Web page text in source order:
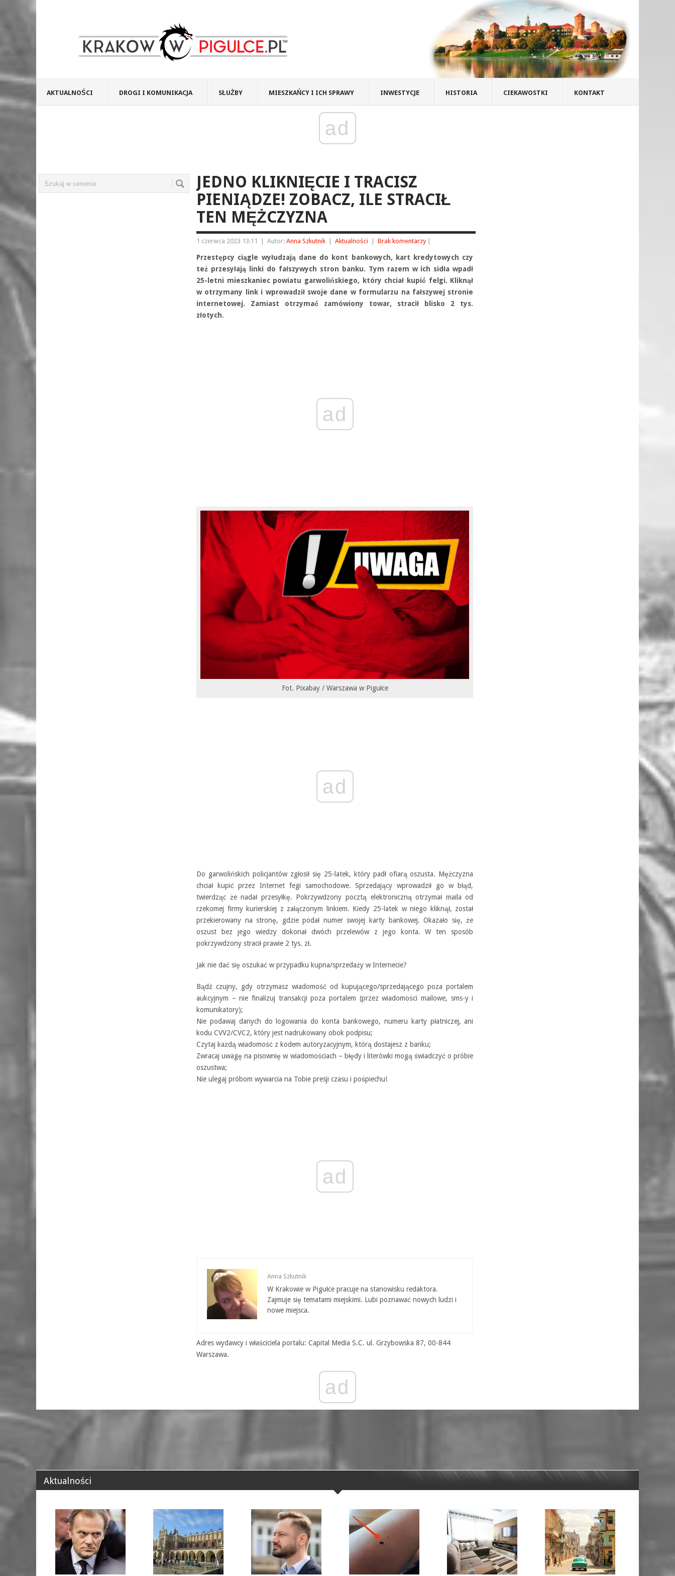
AKTUALNOŚCI DROGI I KOMUNIKACJA SŁUŻBY MIESZKAŃCY I ICH SPRAWY INWESTYCJE HISTORIA CIEKAWOSTKI KONTAKT
ad
JEDNO KLIKNIĘCIE I TRACISZ
PIENIĄDZE! ZOBACZ, ILE STRACIŁ
TEN MĘŻCZYZNA
1 czerwca 2023 13:11 Autor: Anna Szkutnik Aktualności Brak komentarzy
Przestępcy ciągle wyłudzają dane do kont bankowych, kart kredytowych czy
też przesyłają linki do fałszywych stron banku. Tym razem w ich sidła wpadł
25-letni mieszkaniec powiatu garwolińskiego, który chciał kupić felgi. Kliknął
w otrzymany link i wprowadził swoje dane w formularzu na fałszywej stronie
internetowej. Zamiast otrzymać zamówiony towar, stracił blisko 2 tys.
złotych.
ad
Fot. Pixabay / Warszawa w Pigułce
ad
Do garwolińskich policjantów zgłosił się 25-latek, który padł ofiarą oszusta. Mężczyzna
chciał kupić przez Internet fegi samochodowe. Sprzedający wprowadził go w błąd,
twierdząc że nadał przesyłkę. Pokrzywdzony pocztą elektroniczną otrzymał maila od
rzekomej firmy kurierskiej z załączonym linkiem. Kiedy 25-latek w niego kliknął, został
przekierowany na stronę, gdzie podał numer swojej karty bankowej. Okazało się, że
oszust bez jego wiedzy dokonał dwóch przelewów z jego konta. W ten sposób
pokrzywdzony stracił prawie 2 tys. zł.
Jak nie dać się oszukać w przypadku kupna/sprzedaży w Internecie?
Bądź czujny, gdy otrzymasz wiadomość od kupującego/sprzedającego poza portalem
aukcyjnym – nie finalizuj transakcji poza portalem (przez wiadomości mailowe, sms-y i
komunikatory);
Nie podawaj danych do logowania do konta bankowego, numeru karty płatniczej, ani
kodu CVV2/CVC2, który jest nadrukowany obok podpisu;
Czytaj każdą wiadomość z kodem autoryzacyjnym, którą dostajesz z banku;
Zwracaj uwagę na pisownię w wiadomościach – błędy i literówki mogą świadczyć o próbie
oszustwa;
Nie ulegaj próbom wywarcia na Tobie presji czasu i pośpiechu!
ad
Anna Szkutnik
W Krakowie w Pigułce pracuje na stanowisku redaktora.
Zajmuje się tematami miejskimi. Lubi poznawać nowych ludzi i
nowe miejsca.
Adres wydawcy i właściciela portalu: Capital Media S.C. ul. Grzybowska 87, 00-844
Warszawa.
ad
Aktualności